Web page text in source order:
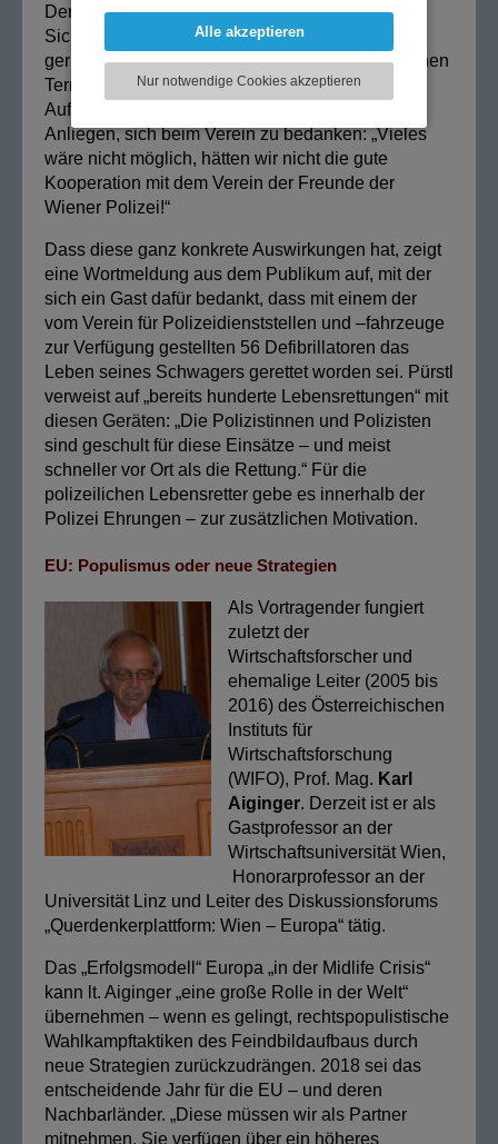
Funktionsweise der Website zwingend
notwendig sind. Beachten Sie, dass bei der
Wahl der zweiten Möglichkeit ggf. nicht alle
Inhalte angezeigt werden können.
Alle akzeptieren
Nur notwendige Cookies akzeptieren
Der kommende EU-Vorsitz bedeute auch für die
Sicherheitskräfte einen Kraftakt, „wir sind gut
gerüstet, aber es kommen aufgrund der zahlreichen
Termine – vor allem in Wien – viele zusätzliche
Aufgaben auf die Polizei zu“. Pürstl ist es ein
Anliegen, sich beim Verein zu bedanken: „Vieles
wäre nicht möglich, hätten wir nicht die gute
Kooperation mit dem Verein der Freunde der
Wiener Polizei!“
Dass diese ganz konkrete Auswirkungen hat, zeigt
eine Wortmeldung aus dem Publikum auf, mit der
sich ein Gast dafür bedankt, dass mit einem der
vom Verein für Polizeidienststellen und –fahrzeuge
zur Verfügung gestellten 56 Defibrillatoren das
Leben seines Schwagers gerettet worden sei. Pürstl
verweist auf „bereits hunderte Lebensrettungen“ mit
diesen Geräten: „Die Polizistinnen und Polizisten
sind geschult für diese Einsätze – und meist
schneller vor Ort als die Rettung.“ Für die
polizeilichen Lebensretter gebe es innerhalb der
Polizei Ehrungen – zur zusätzlichen Motivation.
EU: Populismus oder neue Strategien
Als Vortragender fungiert
zuletzt der
Wirtschaftsforscher und
ehemalige Leiter (2005 bis
2016) des Österreichischen
Instituts für
Wirtschaftsforschung
(WIFO), Prof. Mag. Karl
Aiginger. Derzeit ist er als
Gastprofessor an der
Wirtschaftsuniversität Wien,
Honorarprofessor an der
Universität Linz und Leiter des Diskussionsforums
„Querdenkerplattform: Wien – Europa“ tätig.
Das „Erfolgsmodell“ Europa „in der Midlife Crisis“
kann lt. Aiginger „eine große Rolle in der Welt“
übernehmen – wenn es gelingt, rechtspopulistische
Wahlkampftaktiken des Feindbildaufbaus durch
neue Strategien zurückzudrängen. 2018 sei das
entscheidende Jahr für die EU – und deren
Nachbarländer. „Diese müssen wir als Partner
mitnehmen. Sie verfügen über ein höheres